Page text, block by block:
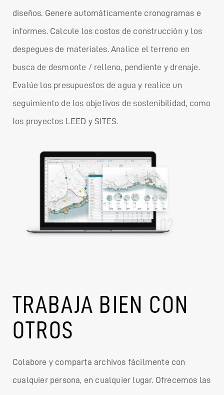
diseños. Genere automáticamente cronogramas e
informes. Calcule los costos de construcción y los
despegues de materiales. Analice el terreno en
busca de desmonte / relleno, pendiente y drenaje.
Evalúe los presupuestos de agua y realice un
seguimiento de los objetivos de sostenibilidad, como
los proyectos LEED y SITES.
TRABAJA BIEN CON
OTROS
Colabore y comparta archivos fácilmente con
cualquier persona, en cualquier lugar. Ofrecemos las